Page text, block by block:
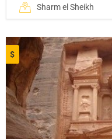
Sharm el Sheikh
$